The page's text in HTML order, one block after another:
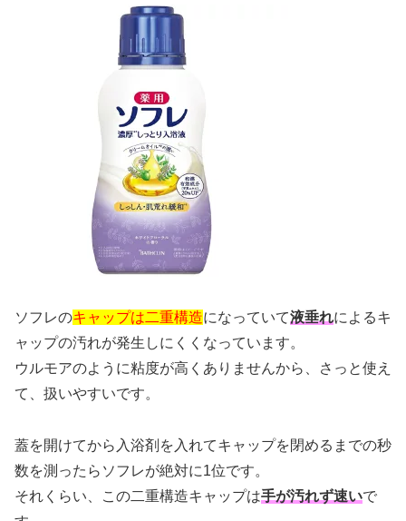
ソフレのキャップは二重構造になっていて液垂れによるキ
ャップの汚れが発生しにくくなっています。
ウルモアのように粘度が高くありませんから、さっと使え
て、扱いやすいです。
蓋を開けてから入浴剤を入れてキャップを閉めるまでの秒
数を測ったらソフレが絶対に1位です。
それくらい、この二重構造キャップは手が汚れず速いで